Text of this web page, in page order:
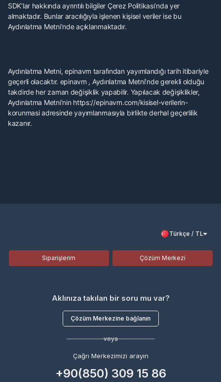
SDK’lar hakkında ayrıntılı bilgiler Çerez Politikası’nda yer
almaktadır. Bunlar aracılığıyla işlenen kişisel veriler ise bu
Aydınlatma Metni’nde açıklanmaktadır.
Aydınlatma Metni, epinavm tarafından yayımlandığı tarih itibariyle
geçerli olacaktır. epinavm , Aydınlatma Metni’nde gerekli olduğu
takdirde her zaman değişiklik yapabilir. Yapılacak değişiklikler,
Aydınlatma Metni’nin https://epinavm.com/kisisel-verilerin-
korunmasi adresinde yayımlanmasıyla birlikte derhal geçerlilik
kazanır.
Türkçe / TL
Siparişlerim Çözüm Merkezi
Aklınıza takılan bir soru mu var?
Çözüm Merkezine bağlanın
veya
Çağrı Merkezimizi arayın
+90(850) 309 15 86